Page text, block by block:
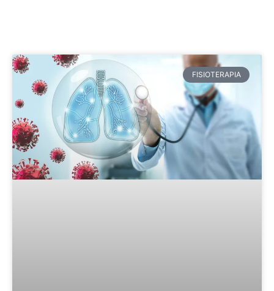
FISIOTERAPIA